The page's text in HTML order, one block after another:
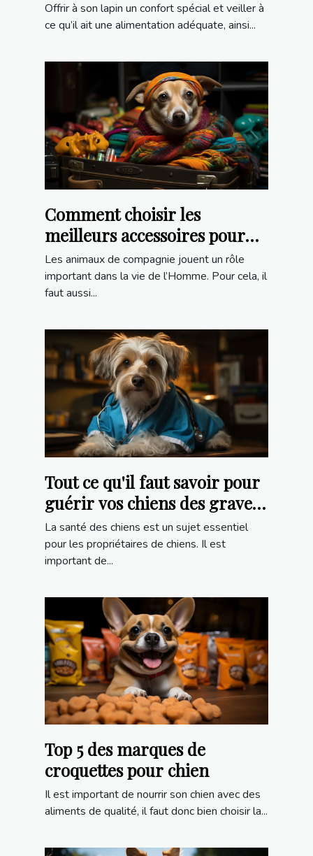
Offrir à son lapin un confort spécial et veiller à
ce qu’il ait une alimentation adéquate, ainsi...
Comment choisir les
meilleurs accessoires pour
votre animal de compagnie ?
Les animaux de compagnie jouent un rôle
important dans la vie de l’Homme. Pour cela, il
faut aussi...
Tout ce qu'il faut savoir pour
guérir vos chiens des graves
maladies
La santé des chiens est un sujet essentiel
pour les propriétaires de chiens. Il est
important de...
Top 5 des marques de
croquettes pour chien
Il est important de nourrir son chien avec des
aliments de qualité, il faut donc bien choisir la...